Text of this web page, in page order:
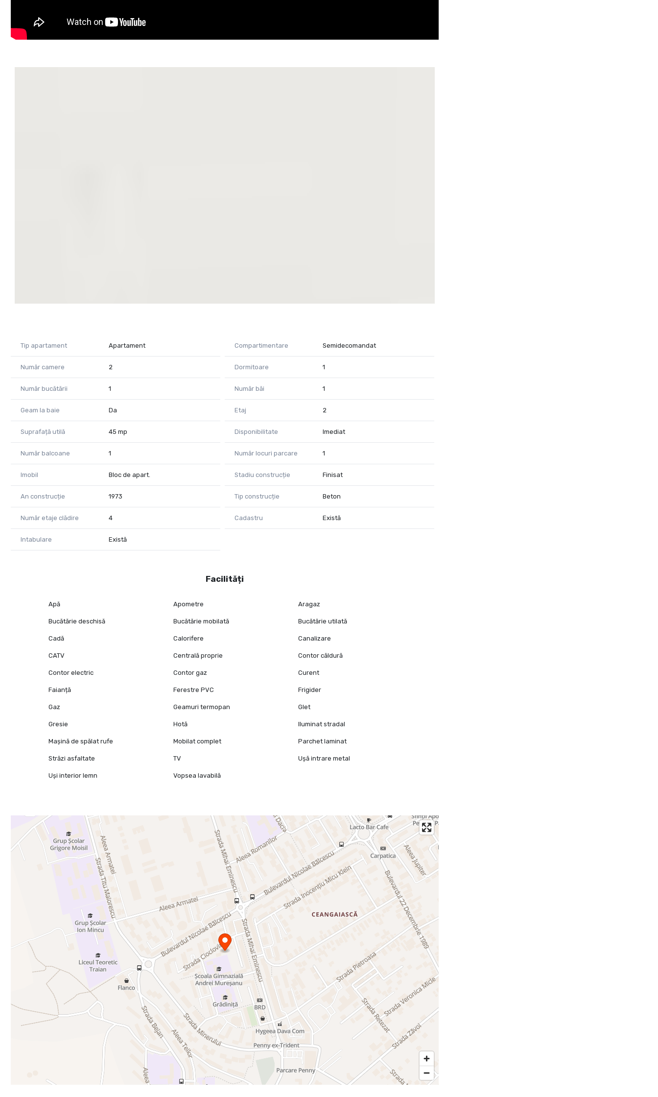
Tip apartament Apartament Compartimentare Semidecomandat
Număr camere 2 Dormitoare 1
Număr bucătării 1 Număr băi 1
Geam la baie Da Etaj 2
Suprafață utilă 45 mp Disponibilitate Imediat
Număr balcoane 1 Număr locuri parcare 1
Imobil Bloc de apart. Stadiu construcție Finisat
An construcție 1973 Tip construcție Beton
Număr etaje clădire 4 Cadastru Există
Intabulare Există
Facilități
Apă Apometre Aragaz
Bucătărie deschisă Bucătărie mobilată Bucătărie utilată
Cadă Calorifere Canalizare
CATV Centrală proprie Contor căldură
Contor electric Contor gaz Curent
Faianță Ferestre PVC Frigider
Gaz Geamuri termopan Glet
Gresie Hotă Iluminat stradal
Mașină de spălat rufe Mobilat complet Parchet laminat
Străzi asfaltate TV Ușă intrare metal
Uși interior lemn Vopsea lavabilă